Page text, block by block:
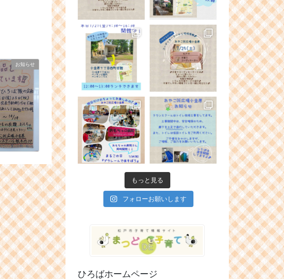
お知らせ
もっと見る
フォローお願いします
ひろばホームページ